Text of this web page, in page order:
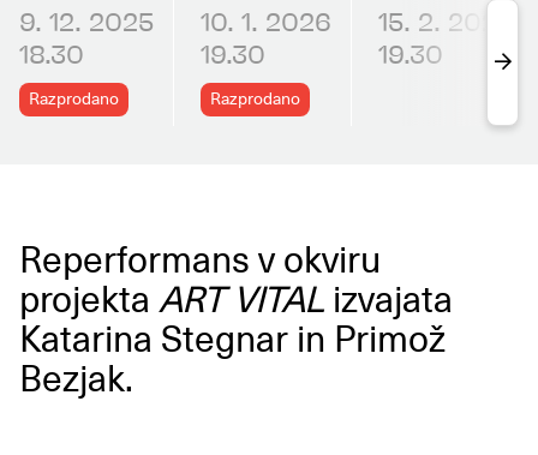
9. 12. 2025
18.30
Razprodano
10. 1. 2026
19.30
Razprodano
15. 2. 2026
19.30
Reperformans v okviru
projekta ART VITAL izvajata
Katarina Stegnar in Primož
Bezjak.